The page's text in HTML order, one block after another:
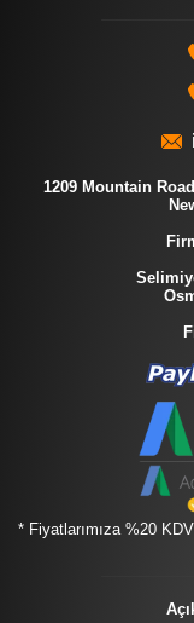
1209 Mountain
* Fiyatlarımıza %20